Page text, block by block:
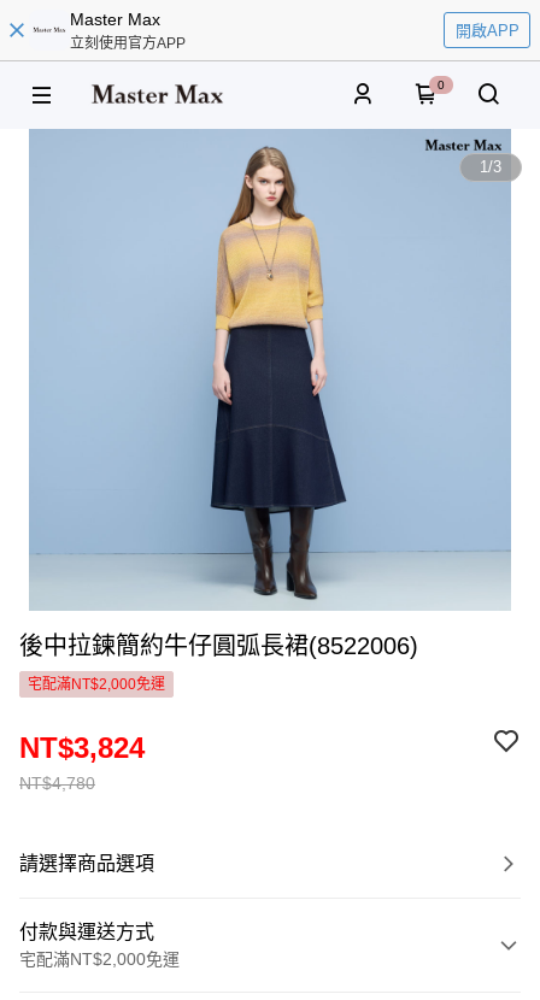
Master Max
立刻使用官方APP
開啟APP
0
1/3
後中拉鍊簡約牛仔圓弧長裙(8522006)
宅配滿NT$2,000免運
NT$4,780
NT$3,824
請選擇商品選項
付款與運送方式
宅配滿NT$2,000免運